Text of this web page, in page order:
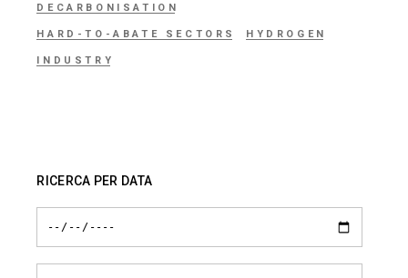
DECARBONISATION
HARD-TO-ABATE SECTORS HYDROGEN
INDUSTRY
RICERCA PER DATA